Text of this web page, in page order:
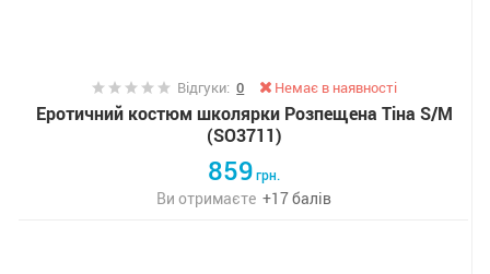
Відгуки:0 Немає в наявності
Еротичний костюм школярки Розпещена Тіна S/M
(SO3711)
859грн.
Ви отримаєте +17балів